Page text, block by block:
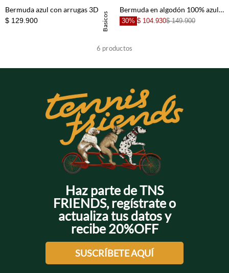
+ +
+
Basicos
+
Bermuda azul con arrugas 3D para mujer
$ 129.900
Bermuda en algodón 100% azul para mujer
30% $ 104.930$ 149.900
6 productos
Haz parte de TNS
FRIENDS, regístrate o
actualiza tus datos y
recibe 20%OFF
SUSCRÍBETE AQUÍ